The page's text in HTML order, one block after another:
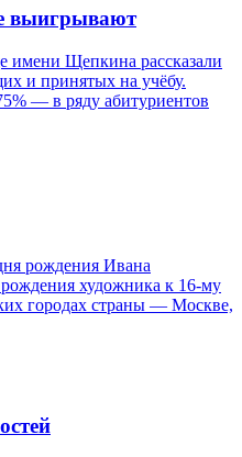
выигрывают
имени Щепкина рассказали
и принятых на учёбу.
— в ряду абитуриентов
рождения Ивана
художника к 16-му
городах страны — Москве,